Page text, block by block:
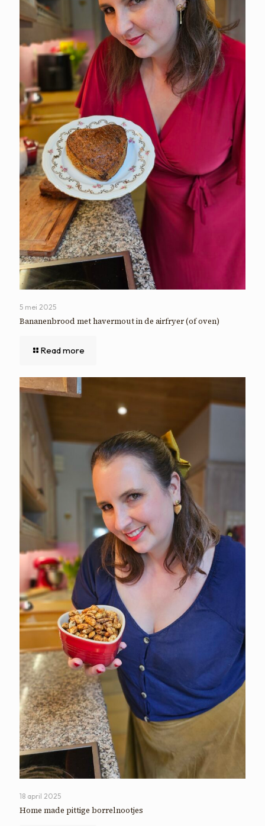
5 mei 2025
Bananenbrood met havermout in de airfryer (of oven)
Read more
18 april 2025
Home made pittige borrelnootjes